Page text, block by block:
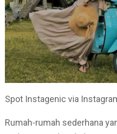
Spot Instagenic via
Rumah-rumah sederhana